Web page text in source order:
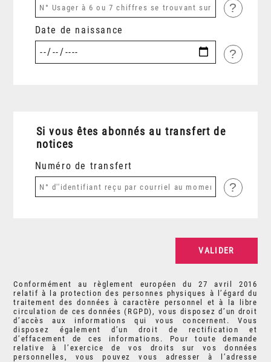
?
Date de naissance
?
Si vous êtes abonnés au transfert de
notices
Numéro de transfert
?
Conformément au règlement européen du 27 avril 2016
relatif à la protection des personnes physiques à l’égard du
traitement des données à caractère personnel et à la libre
circulation de ces données (RGPD), vous disposez d’un droit
d’accès aux informations qui vous concernent. Vous
disposez également d’un droit de rectification et
d’effacement de ces informations. Pour toute demande
relative à l’exercice de vos droits sur vos données
personnelles, vous pouvez vous adresser à l’adresse